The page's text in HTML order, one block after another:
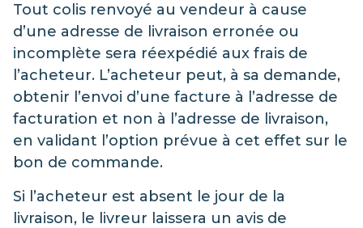
Tout colis renvoyé au vendeur à cause
d’une adresse de livraison erronée ou
incomplète sera réexpédié aux frais de
l’acheteur. L’acheteur peut, à sa demande,
obtenir l’envoi d’une facture à l’adresse de
facturation et non à l’adresse de livraison,
en validant l’option prévue à cet effet sur le
bon de commande.
Si l’acheteur est absent le jour de la
livraison, le livreur laissera un avis de